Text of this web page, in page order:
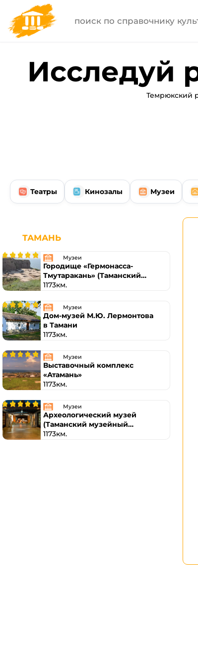
Исследуй
Темрюкский
Театры Кинозалы Музеи
ТАМАНЬ
Музеи
Городище «Гермонасса-
Тмутаракань» (Таманский
музейный комплекс)
1173км.
Музеи
Дом-музей М.Ю. Лермонтова
в Тамани
1173км.
Музеи
Выставочный комплекс
«Атамань»
1173км.
Музеи
Археологический музей
(Таманский музейный
комплекс)
1173км.